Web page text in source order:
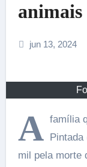
animais
jun 13, 2024
A família
Pintada
mil pela morte